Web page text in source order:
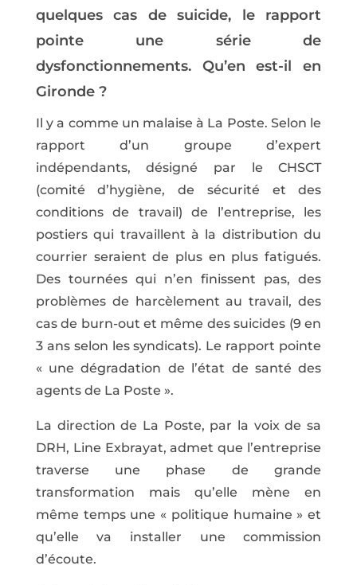
quelques cas de suicide, le rapport
pointe une série de
dysfonctionnements. Qu’en est-il en
Gironde ?
Il y a comme un malaise à La Poste. Selon le
rapport d’un groupe d’expert
indépendants, désigné par le CHSCT
(comité d’hygiène, de sécurité et des
conditions de travail) de l’entreprise, les
postiers qui travaillent à la distribution du
courrier seraient de plus en plus fatigués.
Des tournées qui n’en finissent pas, des
problèmes de harcèlement au travail, des
cas de burn-out et même des suicides (9 en
3 ans selon les syndicats). Le rapport pointe
« une dégradation de l’état de santé des
agents de La Poste ».
La direction de La Poste, par la voix de sa
DRH, Line Exbrayat, admet que l’entreprise
traverse une phase de grande
transformation mais qu’elle mène en
même temps une « politique humaine » et
qu’elle va installer une commission
d’écoute.